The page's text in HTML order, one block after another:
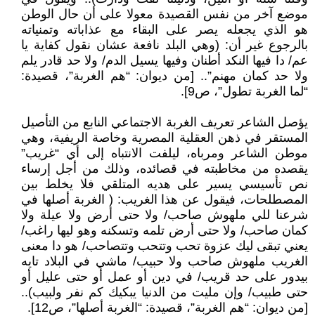
موضع آخر من نفس القصيدة معولا على أن حال الوطن
هو الذي يجعله يصر على البقاء مع عذاباته وتمنياته
بالرجوع غير أن: (وهي البلد نافعة عشان نقول كفاية يا
عم/ دا فيها النكد أطنان وفيها يسيل الدم/ ولا حد قادر يلم
ولا حد كمان مهنم”.. [من ديوان: “هم الغربة”، قصيدة:
“لما الغربة تطول”، ص9].
يؤصل الشاعر تعريف الغربة الاجتماعي النابع من التأصيل
المستقر في ذهن العقلية المصرية وخاصة الريفية، وهي
موطن الشاعر ومرباه، ليلفت الانتباه إلى أي “غريب”
يقصده من مخاطبته في قصائده، وذلك من أجل إرساء
نص تأسيسي يسير على هديه المتلقي فلا يخلط بين
المصطلحات، فيقول عن هذا الغريب: ( الغربة أصلها في
شرعنا للي ملهوش صاحب/ ولا حتى أرض ولا عيلة ولا
كمان صاحب/ ولا حتى أرض تلمه وتسكنه وهو ليها راغب/
يعني تبقى ليك عزوة تحب وتتحب وتتصاحب/ هو دا معنى
الغريب ملهوش صاحب ولا حبيب/ ماشي في البلاد تايه
بيدور على حد قريب/ في دين أو عمل أو حتى عليل أو
حتى طبيب/ وإن مليت من الدنيا يبكيك كم نفر ولبيب)..
[من ديوان: “هم الغربة”، قصيدة: “الغربة أصلها”، ص12].